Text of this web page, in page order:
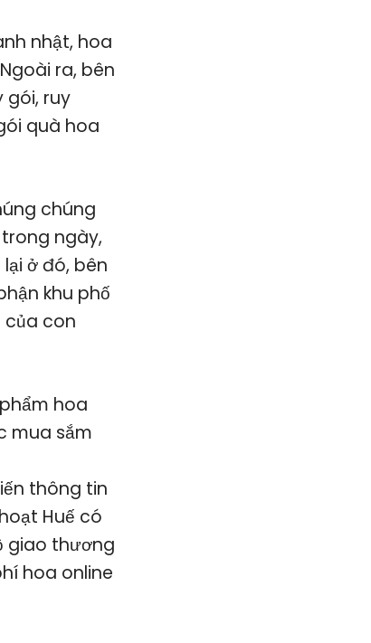
nhật, hoa
ra, bên
gói, ruy
quà hoa
chúng
ngày,
ở đó, bên
khu phố
của con
hoa
mua sắm
thông tin
Huế có
giao thương
hoa online